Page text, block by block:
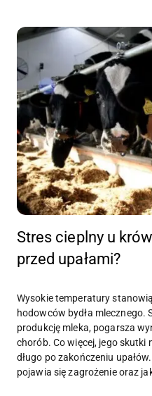
Stres cieplny u
przed upałami?
Wysokie temperatury
hodowców bydła mlecznego.
produkcję mleka, pogarsza
chorób. Co więcej, jego skutki
długo po zakończeniu
pojawia się zagrożenie oraz